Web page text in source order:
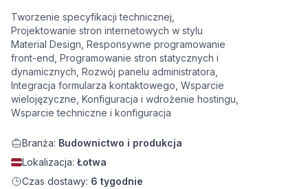
Tworzenie specyfikacji technicznej,
Projektowanie stron internetowych w stylu
Material Design, Responsywne programowanie
front-end, Programowanie stron statycznych i
dynamicznych, Rozwój panelu administratora,
Integracja formularza kontaktowego, Wsparcie
wielojęzyczne, Konfiguracja i wdrożenie hostingu,
Wsparcie techniczne i konfiguracja
Branża: Budownictwo i produkcja
Lokalizacja: Łotwa
Czas dostawy: 6 tygodnie